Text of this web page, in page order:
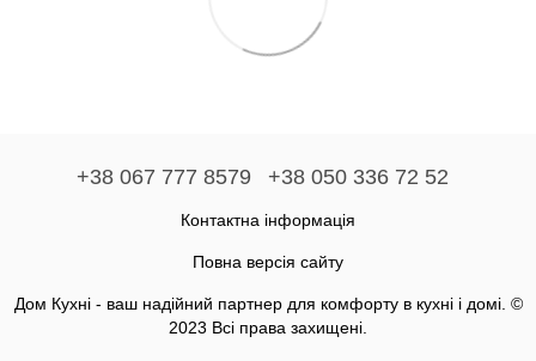
+38 067 777 8579 +38 050 336 72 52
Контактна інформація
Повна версія сайту
Дом Кухні - ваш надійний партнер для комфорту в кухні і домі. ©
2023 Всі права захищені.